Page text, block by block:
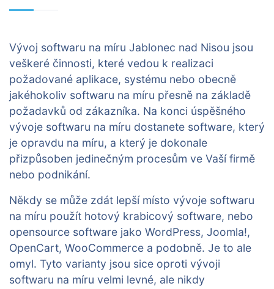
Vývoj softwaru na míru Jablonec nad Nisou jsou
veškeré činnosti, které vedou k realizaci
požadované aplikace, systému nebo obecně
jakéhokoliv softwaru na míru přesně na základě
požadavků od zákazníka. Na konci úspěšného
vývoje softwaru na míru dostanete software, který
je opravdu na míru, a který je dokonale
přizpůsoben jedinečným procesům ve Vaší firmě
nebo podnikání.
Někdy se může zdát lepší místo vývoje softwaru
na míru použít hotový krabicový software, nebo
opensource software jako WordPress, Joomla!,
OpenCart, WooCommerce a podobně. Je to ale
omyl. Tyto varianty jsou sice oproti vývoji
softwaru na míru velmi levné, ale nikdy